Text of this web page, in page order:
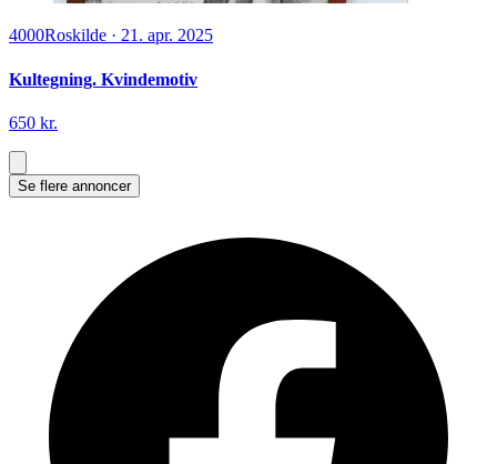
4000Roskilde · 21. apr. 2025
Kultegning. Kvindemotiv
650 kr.
Se flere annoncer